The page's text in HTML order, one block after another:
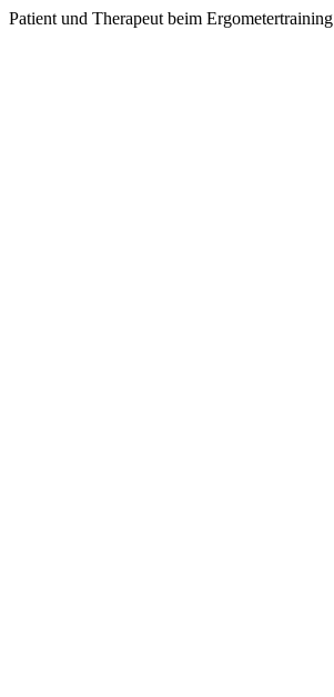
Patient und Therapeut beim Ergometertraining